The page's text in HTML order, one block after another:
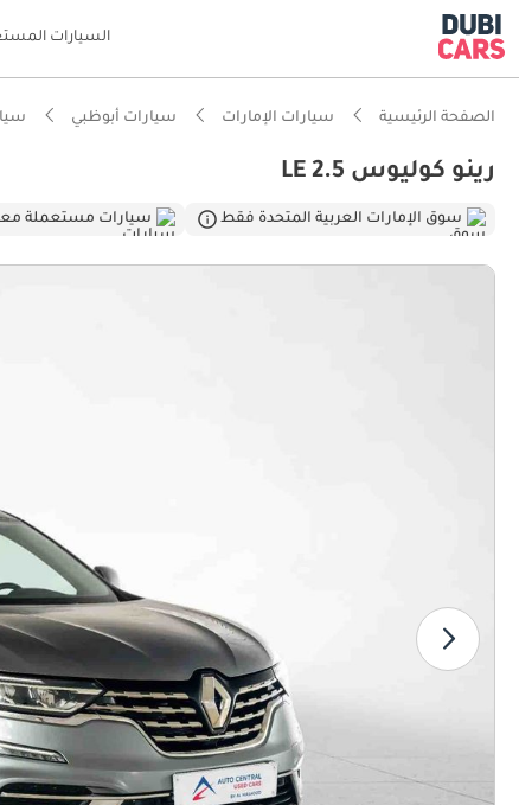
السيارات
الصفحة الرئيسية سيارات الإمارات سيارات أبوظبي
رينو كوليوس LE 2.5
سوق الإمارات العربية المتحدة فقط سيارات مستعملة